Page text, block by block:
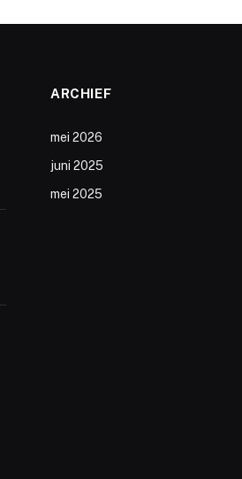
ARCHIEF
mei 2026
juni 2025
mei 2025